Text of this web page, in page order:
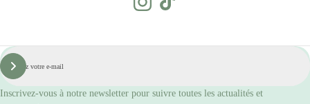
E-
mail
S'inscrire
Inscrivez-vous à notre newsletter pour suivre toutes les actualités et